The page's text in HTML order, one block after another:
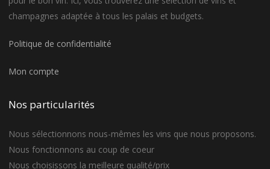
produit
champagnes adaptée à tous les palais et budgets.
Politique de confidentialité
Mon compte
Nos particularités
Nous sélectionnons nous-mêmes les vins que nous proposons.
Nous fonctionnons au coup de coeur
Nous choisissons la meilleure qualité/prix